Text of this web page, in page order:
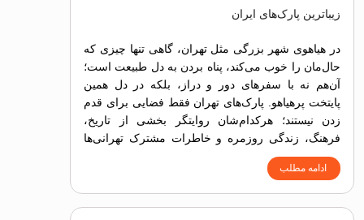
زیباترین پارک‌های ایران
در هیاهوی شهر بزرگی مثل تهران، گاهی تنها چیزی که
حال‌مان را خوب می‌کند، پناه بردن به دل طبیعت است؛
آن‌هم نه با سفرهای دور و دراز، بلکه در دل همین
پایتخت پرهیاهو. پارک‌های تهران فقط فضایی برای قدم
زدن نیستند؛ هرکدام‌شان روایتگر بخشی از تاریخ،
فرهنگ، زندگی روزمره و خاطرات مشترک تهرانی‌ها
هستند.
ادامه مطلب